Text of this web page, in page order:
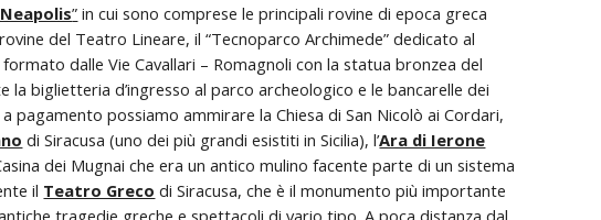
” in cui sono comprese le principali rovine di epoca greca
del Teatro Lineare, il “Tecnoparco Archimede” dedicato al
formato dalle Vie Cavallari – Romagnoli con la statua bronzea del
la biglietteria d’ingresso al parco archeologico e le bancarelle dei
pagamento possiamo ammirare la Chiesa di San Nicolò ai Cordari,
di Siracusa (uno dei più grandi esistiti in Sicilia), l’Ara di Ierone
dei Mugnai che era un antico mulino facente parte di un sistema
il Teatro Greco di Siracusa, che è il monumento più importante
tragedie greche e spettacoli di vario tipo. A poca distanza dal